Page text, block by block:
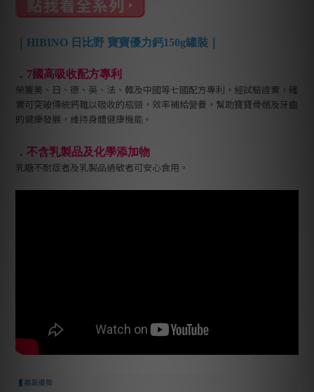
｜HIBINO 日比野 寶寶優力鈣150g罐裝｜
．7國高吸收配方專利
榮獲美、日、德、英、法、韓及中國等七國配方專利，經試驗證實，確
實可突破傳統鈣難以吸收的瓶頸，效率補給營養，幫助寶寶骨骼及牙齒
的健康發展，維持身體健康機能。
．不含乳製品及化學添加物
乳糖不耐症者及乳製品過敏者可安心食用。